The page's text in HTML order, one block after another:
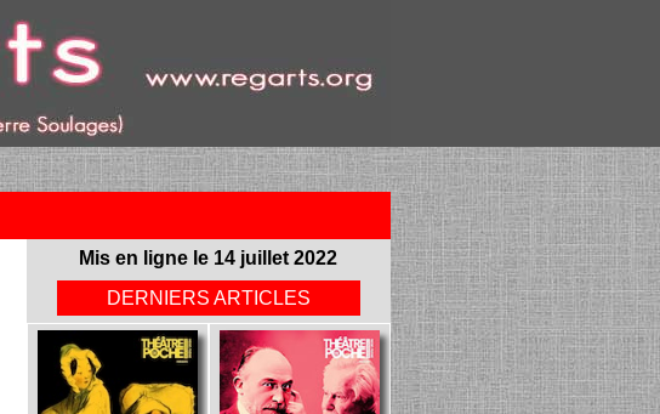
Mis en ligne le 14 juillet 2022
DERNIERS ARTICLES